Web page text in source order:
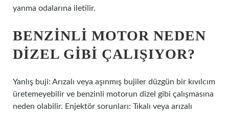
yanma odalarına iletilir.
BENZINLI MOTOR NEDEN
DIZEL GIBI ÇALIŞIYOR?
Yanlış buji: Arızalı veya aşınmış bujiler düzgün bir kıvılcım
üretemeyebilir ve benzinli motorun dizel gibi çalışmasına
neden olabilir. Enjektör sorunları: Tıkalı veya arızalı